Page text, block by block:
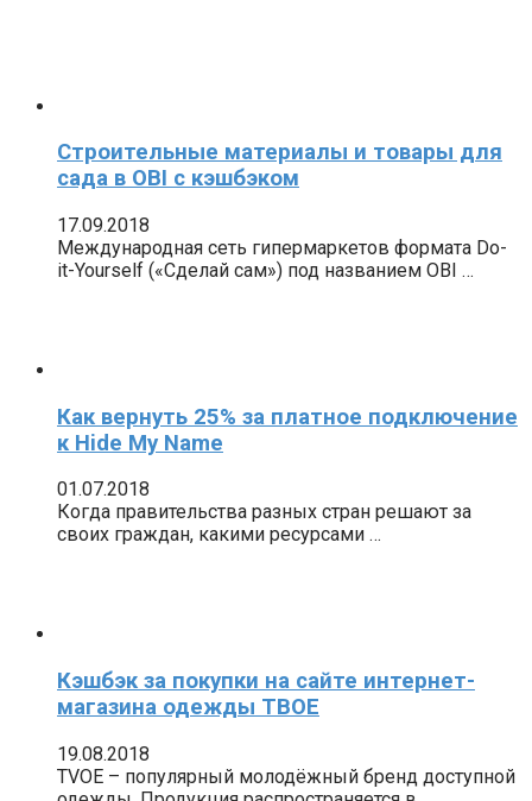
Строительные материалы и товары для
сада в OBI с кэшбэком
17.09.2018
Международная сеть гипермаркетов формата Do-
it-Yourself («Сделай сам») под названием OBI …
Как вернуть 25% за платное подключение
к Hide My Name
01.07.2018
Когда правительства разных стран решают за
своих граждан, какими ресурсами …
Кэшбэк за покупки на сайте интернет-
магазина одежды ТВОЕ
19.08.2018
TVOE – популярный молодёжный бренд доступной